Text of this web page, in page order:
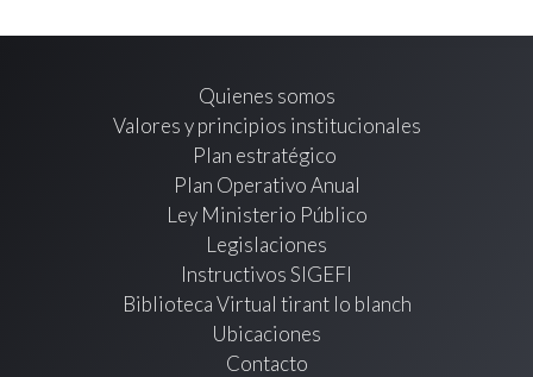
Quienes somos
Valores y principios institucionales
Plan estratégico
Plan Operativo Anual
Ley Ministerio Público
Legislaciones
Instructivos SIGEFI
Biblioteca Virtual tirant lo blanch
Ubicaciones
Contacto